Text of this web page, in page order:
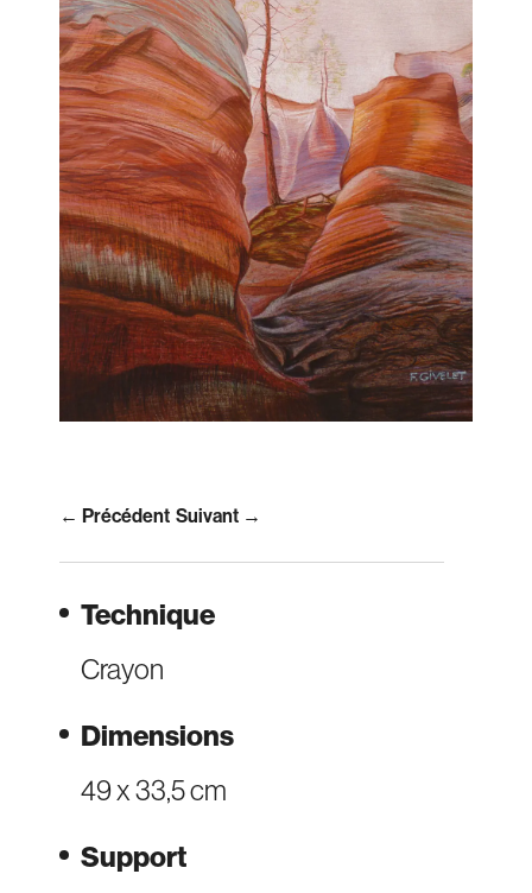
Technique
Crayon
Dimensions
49 x 33,5 cm
Support
← Précédent Suivant →